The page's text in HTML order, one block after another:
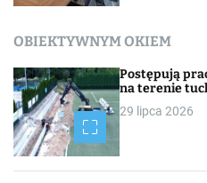
OBIEKTYWNYM OKIEM
Postępują
na terenie
29 lipca 2026